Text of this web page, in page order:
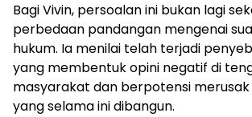
Bagi Vivin, persoalan ini bukan lagi
perbedaan pandangan mengenai
hukum. Ia menilai telah terjadi
yang membentuk opini negatif di
masyarakat dan berpotensi
yang selama ini dibangun.